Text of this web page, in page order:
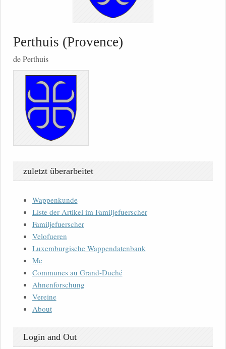
Perthuis (Provence)
de Perthuis
zuletzt überarbeitet
Wappenkunde
Liste der Artikel im Familjefuerscher
Familjefuerscher
Velofueren
Luxemburgische Wappendatenbank
Me
Communes au Grand-Duché
Ahnenforschung
Vereine
About
Login and Out